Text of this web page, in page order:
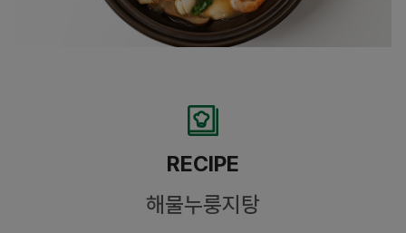
RECIPE
해물누룽지탕